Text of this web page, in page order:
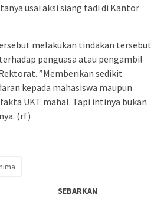
usai aksi siang tadi di Kantor
melakukan tindakan tersebut
penguasa atau pengambil
”Memberikan sedikit
kepada mahasiswa maupun
UKT mahal. Tapi intinya bukan
(rf)
SEBARKAN